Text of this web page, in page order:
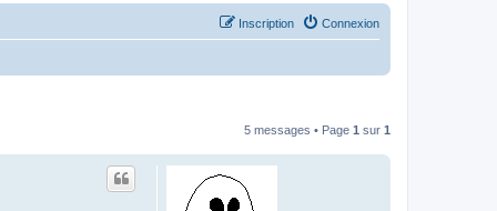
Connexion
Inscription
5 messages • Page 1 sur 1